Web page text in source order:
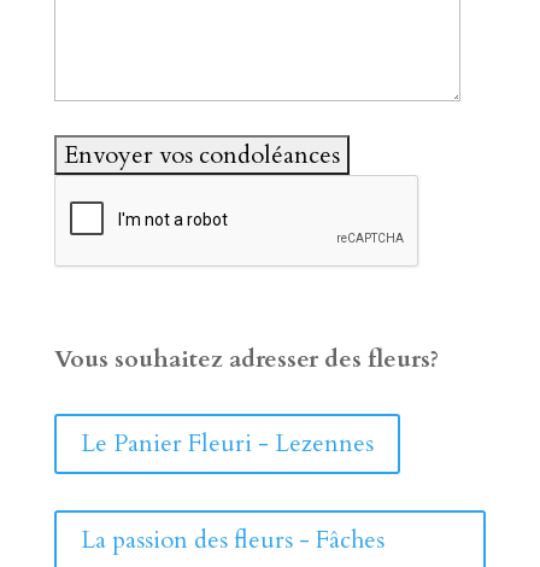
Vous souhaitez adresser des fleurs?
Le Panier Fleuri - Lezennes
La passion des fleurs - Fâches